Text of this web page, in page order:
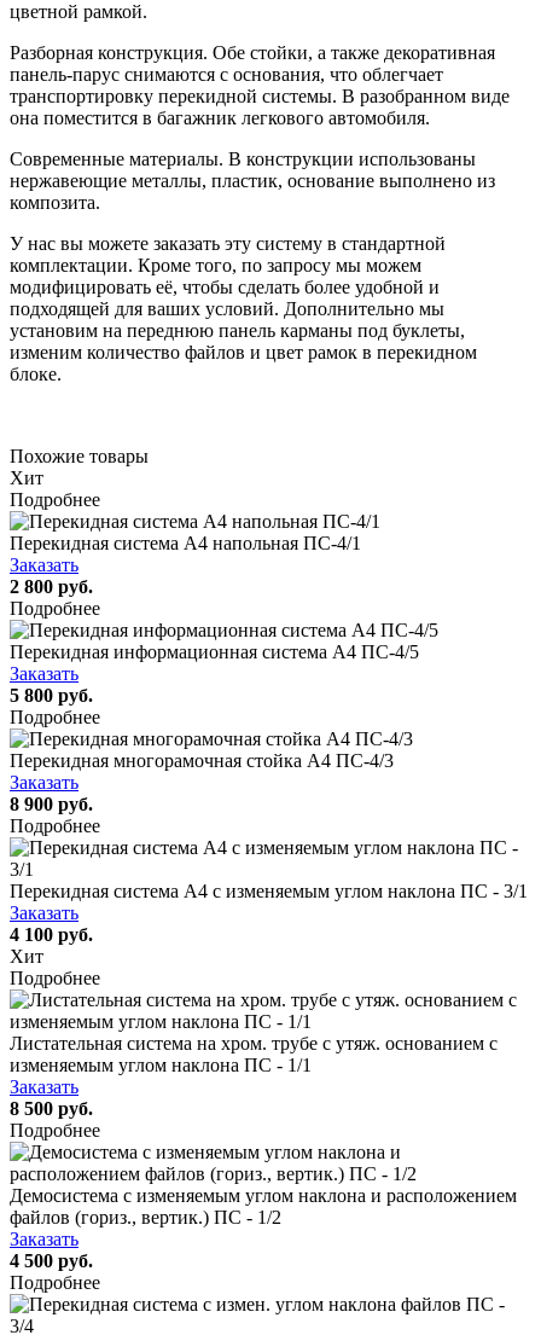
цветной рамкой.
Разборная конструкция. Обе стойки, а также декоративная
панель-парус снимаются с основания, что облегчает
транспортировку перекидной системы. В разобранном виде
она поместится в багажник легкового автомобиля.
Современные материалы. В конструкции использованы
нержавеющие металлы, пластик, основание выполнено из
композита.
У нас вы можете заказать эту систему в стандартной
комплектации. Кроме того, по запросу мы можем
модифицировать её, чтобы сделать более удобной и
подходящей для ваших условий. Дополнительно мы
установим на переднюю панель карманы под буклеты,
изменим количество файлов и цвет рамок в перекидном
блоке.
Похожие товары
Хит
Подробнее
Перекидная система А4 напольная ПС-4/1
Заказать
2 800 руб.
Подробнее
Перекидная информационная система А4 ПС-4/5
Заказать
5 800 руб.
Подробнее
Перекидная многорамочная стойка А4 ПС-4/3
Заказать
8 900 руб.
Подробнее
Перекидная система А4 c изменяемым углом наклона ПС - 3/1
Заказать
4 100 руб.
Хит
Подробнее
Листательная система на хром. трубе с утяж. основанием с
изменяемым углом наклона ПС - 1/1
Заказать
8 500 руб.
Подробнее
Демосистема с изменяемым углом наклона и расположением
файлов (гориз., вертик.) ПС - 1/2
Заказать
4 500 руб.
Подробнее